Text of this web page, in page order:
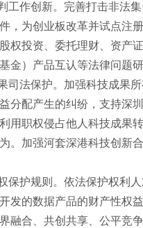
作创新。完善打击非法集
，为创业板改革并试点注
权投资、委托理财、资产
金）产品互认等法律问题
法保护。加强科技成果所
分配产生的纠纷，支持深
用职权侵占他人科技成果
。加强河套深港科技创新
护规则。依法保护权利人
发的数据产品的财产性权
融合、共创共享、公平竞